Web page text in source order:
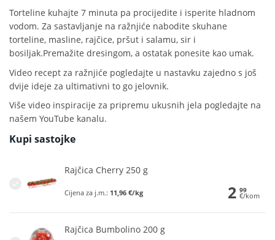
Torteline kuhajte 7 minuta pa procijedite i isperite hladnom
vodom. Za sastavljanje na ražnjiće nabodite skuhane
torteline, masline, rajčice, pršut i salamu, sir i
bosiljak.Premažite dresingom, a ostatak ponesite kao umak.
Video recept za ražnjiće pogledajte u nastavku zajedno s još
dvije ideje za ultimativni to go jelovnik.
Više video inspiracije za pripremu ukusnih jela pogledajte na
našem YouTube kanalu.
Kupi sastojke
Rajčica Cherry 250 g
Cijena za j.m.: 11,96 €/kg 2 99
€/kom
Rajčica Bumbolino 200 g